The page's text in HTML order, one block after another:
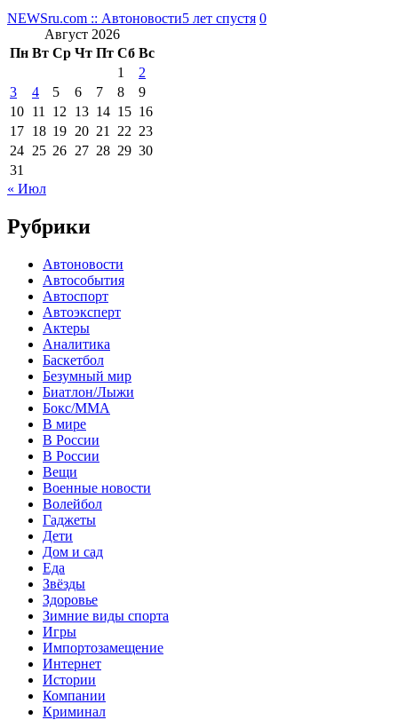
NEWSru.com :: Автоновости5 лет спустя 0
Август 2026
Пн Вт Ср Чт Пт Сб Вс
1
2
3
4 5 6 7 8
9
10 11 12 13 14 15 16
17 18 19 20 21 22 23
24 25 26 27 28 29 30
31
« Июл
Рубрики
Автоновости
Автособытия
Автоспорт
Автоэксперт
Актеры
Аналитика
Баскетбол
Безумный мир
Биатлон/Лыжи
Бокс/MMA
В мире
В России
В России
Вещи
Военные новости
Волейбол
Гаджеты
Дети
Дом и сад
Еда
Звёзды
Здоровье
Зимние виды спорта
Игры
Импортозамещение
Интернет
Истории
Компании
Криминал